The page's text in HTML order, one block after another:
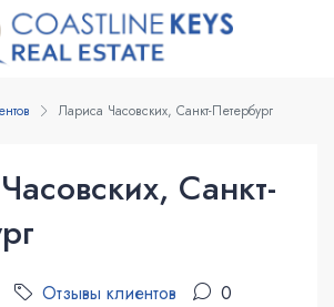
Лариса Часовских, Санкт-Петербург
Санкт-
Отзывы клиентов 0